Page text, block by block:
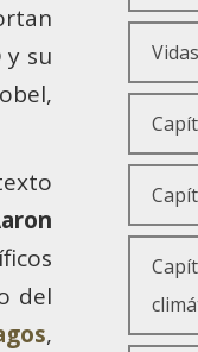
y su
del
,
La
Un
De
Qué